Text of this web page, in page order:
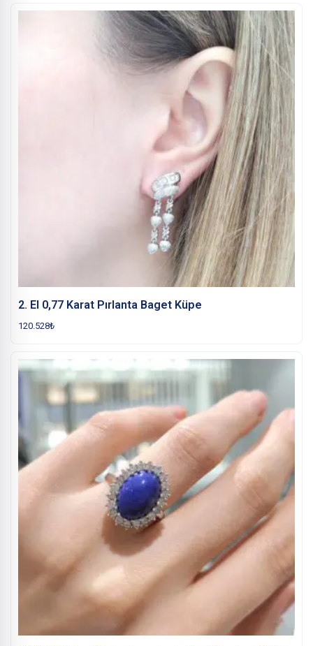
2. El 0,77 Karat Pırlanta Baget Küpe
120.528₺